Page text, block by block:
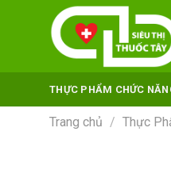
THỰC PHẨM CHỨC
Trang chủ / Thực